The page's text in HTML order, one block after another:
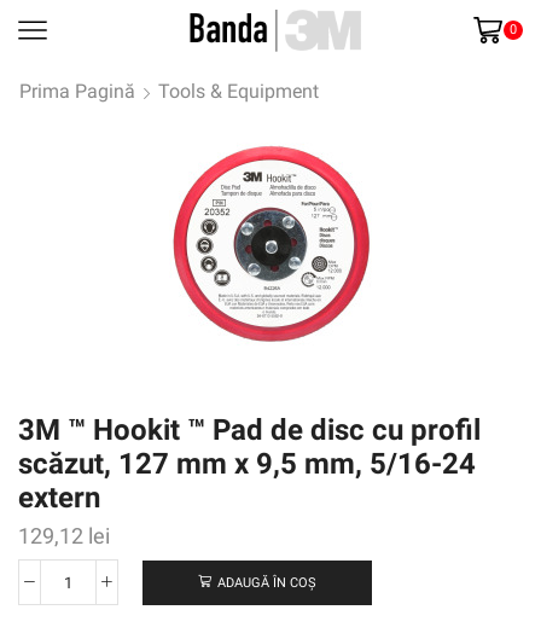
0
Prima Pagină Tools & Equipment
3M ™ Hookit ™ Pad de disc cu profil
scăzut, 127 mm x 9,5 mm, 5/16-24
extern
129,12 lei
Cantitate
ADAUGĂ ÎN COȘ